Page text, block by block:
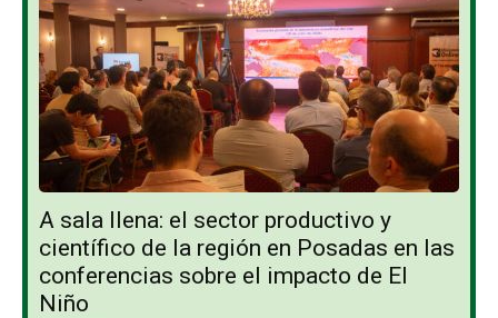
A sala llena: el sector productivo y
científico de la región en Posadas en las
conferencias sobre el impacto de El
Niño